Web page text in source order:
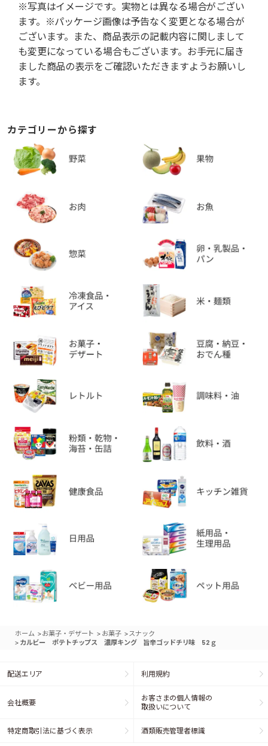
※写真はイメージです。実物とは異なる場合がござい
ます。※パッケージ画像は予告なく変更となる場合が
ございます。また、商品表示の記載内容に関しまして
も変更になっている場合もございます。お手元に届き
ました商品の表示をご確認いただきますようお願いし
ます。
カテゴリーから探す
ホーム >お菓子・デザート > お菓子 > スナック
> カルビー ポテトチップス 濃厚キング 旨辛ゴッドチリ味 52ｇ
配送エリア 利用規約
会社概要
お客さまの個人情報の
取扱いについて
特定商取引法に基づく表示 酒類販売管理者標識